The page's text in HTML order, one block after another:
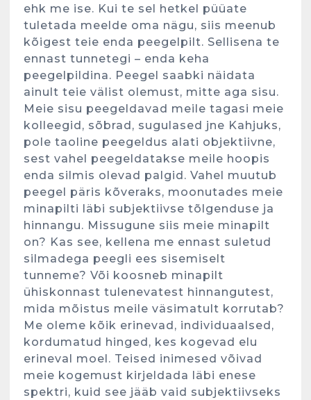
ehk me ise. Kui te sel hetkel püüate
tuletada meelde oma nägu, siis meenub
kõigest teie enda peegelpilt. Sellisena te
ennast tunnetegi – enda keha
peegelpildina. Peegel saabki näidata
ainult teie välist olemust, mitte aga sisu.
Meie sisu peegeldavad meile tagasi meie
kolleegid, sõbrad, sugulased jne Kahjuks,
pole taoline peegeldus alati objektiivne,
sest vahel peegeldatakse meile hoopis
enda silmis olevad palgid. Vahel muutub
peegel päris kõveraks, moonutades meie
minapilti läbi subjektiivse tõlgenduse ja
hinnangu. Missugune siis meie minapilt
on? Kas see, kellena me ennast suletud
silmadega peegli ees sisemiselt
tunneme? Või koosneb minapilt
ühiskonnast tulenevatest hinnangutest,
mida mõistus meile väsimatult korrutab?
Me oleme kõik erinevad, individuaalsed,
kordumatud hinged, kes kogevad elu
erineval moel. Teised inimesed võivad
meie kogemust kirjeldada läbi enese
spektri, kuid see jääb vaid subjektiivseks